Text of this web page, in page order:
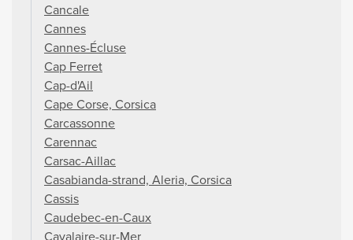
Cancale
Cannes
Cannes-Écluse
Cap Ferret
Cap-d'Ail
Cape Corse, Corsica
Carcassonne
Carennac
Carsac-Aillac
Casabianda-strand, Aleria, Corsica
Cassis
Caudebec-en-Caux